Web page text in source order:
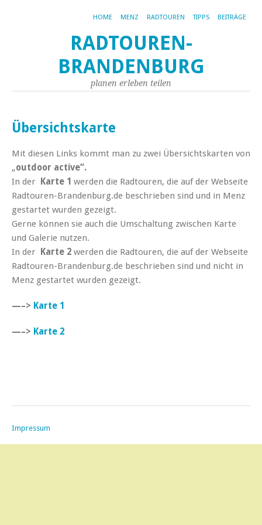
HOME MENZ RADTOUREN TIPPS BEITRÄGE
RADTOUREN-
BRANDENBURG
planen erleben teilen
Übersichtskarte
Mit diesen Links kommt man zu zwei Übersichtskarten von
„outdoor active“.
In der
Karte 1 werden die Radtouren, die auf der Webseite
Radtouren-Brandenburg.de beschrieben sind und in Menz
gestartet wurden gezeigt.
Gerne können sie auch die Umschaltung zwischen Karte
und Galerie nutzen.
In der
Karte 2 werden die Radtouren, die auf der Webseite
Radtouren-Brandenburg.de beschrieben sind und nicht in
Menz gestartet wurden gezeigt.
—–> Karte 1
—–> Karte 2
Impressum